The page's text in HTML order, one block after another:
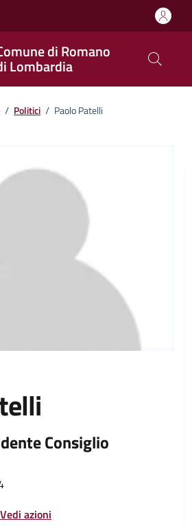
di Romano
Lombardia
/ Politici / Paolo Patelli
Consiglio
Vedi azioni